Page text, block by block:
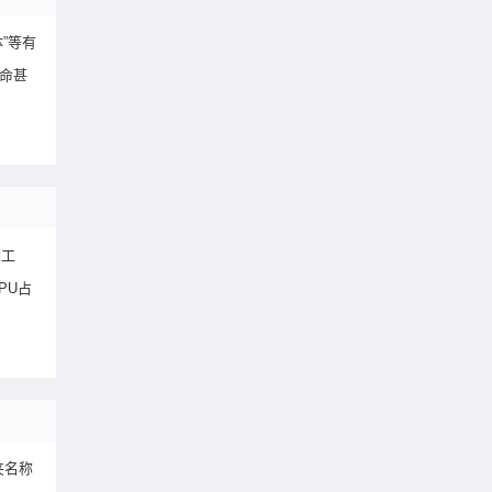
等有
甚
占
名称